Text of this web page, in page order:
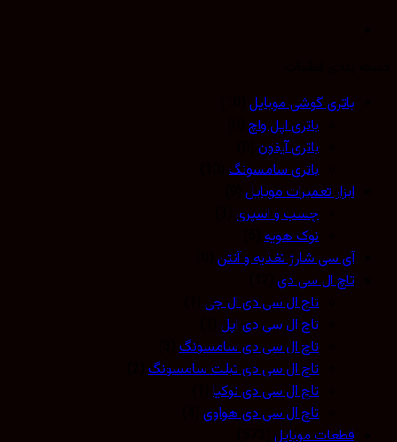
باتری گوشی موبایل(10)
باتری اپل واچ(0)
باتری آیفون(0)
باتری سامسونگ(10)
ابزار تعمیرات موبایل(9)
چسب و اسپری(3)
نوک هویه(5)
آی سی شارژ تغذیه و آنتن(0)
تاچ ال سی دی(12)
تاچ ال سی دی ال جی(1)
تاچ ال سی دی اپل(1)
تاچ ال سی دی سامسونگ(3)
تاچ ال سی دی تبلت سامسونگ(2)
تاچ ال سی دی نوکیا (1)
تاچ ال سی دی هواوی(4)
قطعات موبایل(573)